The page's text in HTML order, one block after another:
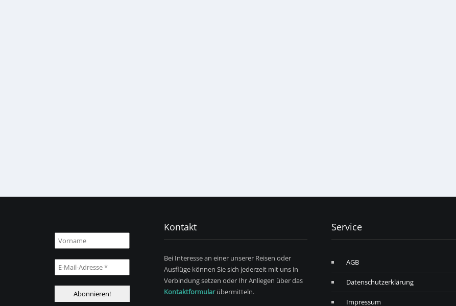
Kontakt
Bei Interesse an einer unserer Reisen oder
Ausflüge können Sie sich jederzeit mit uns in
Verbindung setzen oder Ihr Anliegen über das
Kontaktformularübermitteln.
Service
AGB
Datenschutzerklärung
Impressum